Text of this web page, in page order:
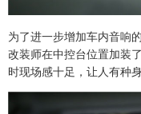
为了进一步增加车内音响
改装师在中控台位置加装
时现场感十足，让人有种